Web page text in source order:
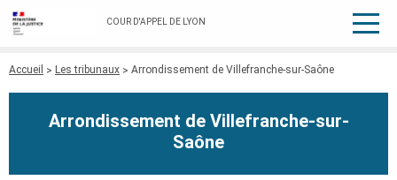
COUR D'APPEL DE LYON
Fil
Accueil Les tribunaux Arrondissement de Villefranche-sur-Saône
Arrondissement de Villefranche-sur-
Saône